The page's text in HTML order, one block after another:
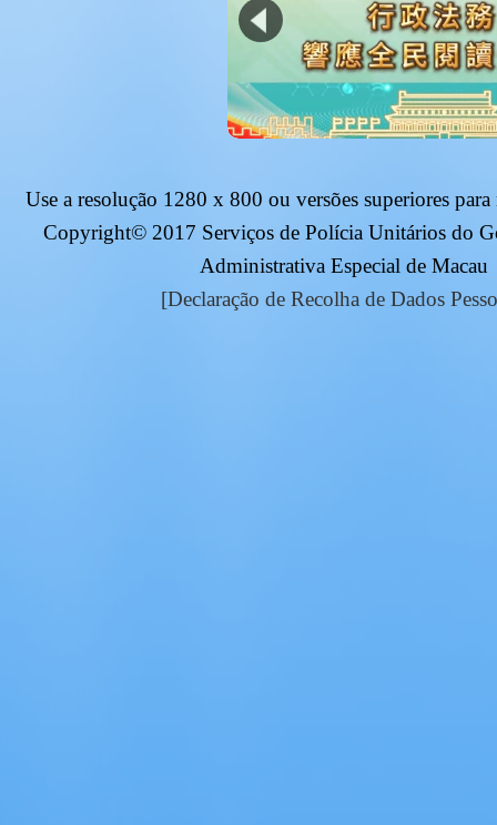
Use a resolução 1280 x 800 ou versões superiores
Copyright© 2017 Serviços de Polícia Unitários do
Administrativa Especial de Macau
[Declaração de Recolha de Dados